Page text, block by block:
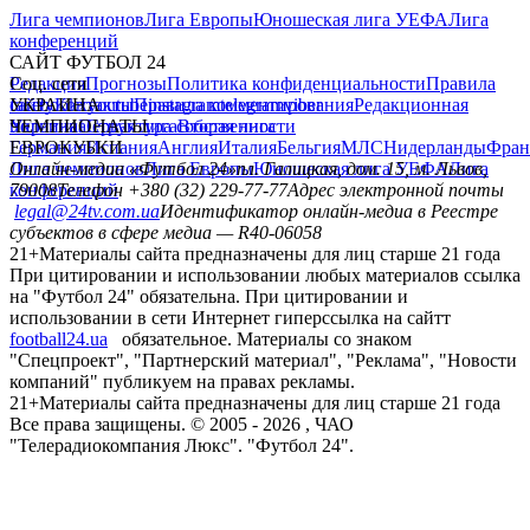
Лига чемпионовЛига ЕвропыЮношеская лига УЕФАЛига
конференций
САЙТ ФУТБОЛ 24
РедакцияПрогнозыПолитика конфиденциальностиПравила
сайтуКонтактыПравила комментированияРедакционная
политикаСтруктура собственности
Соц. сети
facebookxyoutubeinstagramtelegramviber
УКРАИНА
УкраинаПервая лигаВторая лига
ЧЕМПИОНАТЫ
ГерманияИспанияАнглияИталияБельгияМЛСНидерланды
ЕВРОКУБКИ
Лига чемпионовЛига ЕвропыЮношеская лига УЕФАЛига
конференций
Онлайн-медиа «Футбол 24»пл. Галицкая, дом. 15, м. Львов,
79008Телефон +380 (32) 229-77-77Адрес электронной почты
legal@24tv.com.uaИдентификатор онлайн-медиа в Реестре
субъектов в сфере медиа — R40-06058
21+Материалы сайта предназначены для лиц старше 21 года
При цитировании и использовании любых материалов ссылка
на "Футбол 24" обязательна. При цитировании и
использовании в сети Интернет гиперссылка на сайтт
football24.ua
обязательное. Материалы со знаком
"Спецпроект", "Партнерский материал", "Реклама", "Новости
компаний" публикуем на правах рекламы.
21+Материалы сайта предназначены для лиц старше 21 года
Все права защищены. © 2005 - 2026 , ЧАО
"Телерадиокомпания Люкс". "Футбол 24".